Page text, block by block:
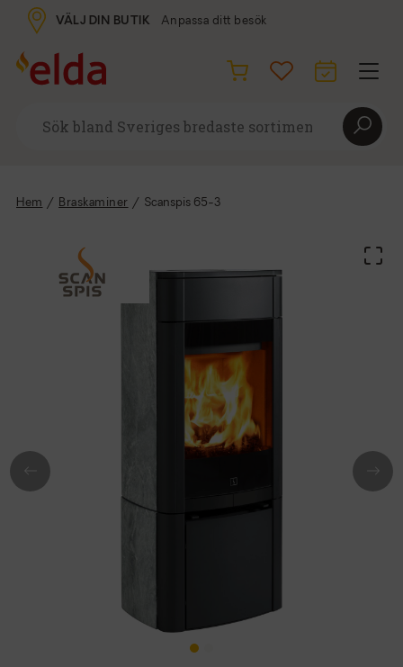
VÄLJ DIN BUTIK Anpassa ditt besök
Hem / Braskaminer / Scanspis 65-3
Previous Next